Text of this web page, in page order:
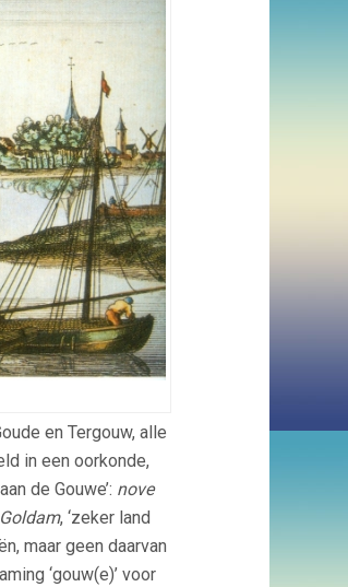
en Tergouw, alle
in een oorkonde,
de Gouwe’: nove
, ‘zeker land
maar geen daarvan
‘gouw(e)’ voor